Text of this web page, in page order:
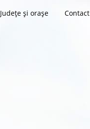
Județe și orașe Contact